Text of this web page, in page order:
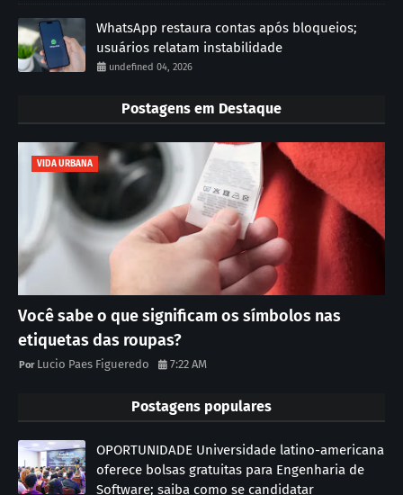
WhatsApp restaura contas após bloqueios;
usuários relatam instabilidade
undefined 04, 2026
Postagens em Destaque
VIDA URBANA
Você sabe o que significam os símbolos nas
etiquetas das roupas?
Lucio Paes Figueredo 7:22 AM
Postagens populares
OPORTUNIDADE Universidade latino-americana
oferece bolsas gratuitas para Engenharia de
Software; saiba como se candidatar